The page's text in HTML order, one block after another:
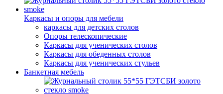
Каркасы и опоры для мебели
каркасы для детских столов
Опоры телескопические
Каркасы для ученических столов
Каркасы для обеденных столов
Каркасы для ученических стульев
Банкетная мебель